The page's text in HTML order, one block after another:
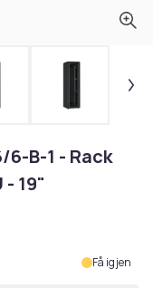
B-1 - Rack
- 19"
Få igjen